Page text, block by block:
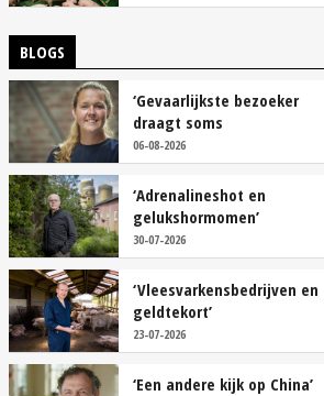
BLOGS
‘Gevaarlijkste bezoeker
draagt soms
overschoenen’
06-08-2026
‘Adrenalineshot en
gelukshormomen’
30-07-2026
‘Vleesvarkensbedrijven en
geldtekort’
23-07-2026
‘Een andere kijk op China’